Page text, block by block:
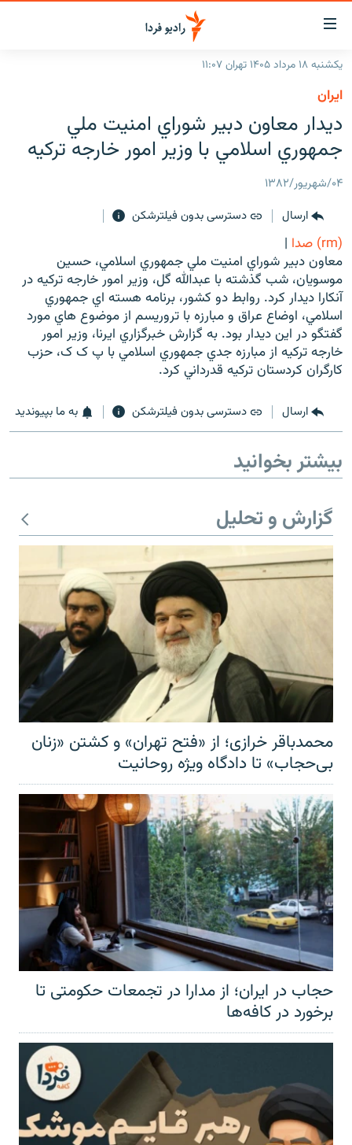
لینک‌های
قابلیت
دسترسی
بازگشت
منوی
اصلی
رفتن
صفحه
جستجو
ایران
جهان
برنامه‌های رادیویی
فرکانس‌ها
پادکست
چندرسانه‌ای
گزارش‌های تصویری
گزارش‌های ویدئویی
زنان فردا
English
به ما بپیوندید
یکشنبه ۱۸ مرداد ۱۴۰۵ تهران ۱۱:۰۷
ايران
ديدار معاون دبير شوراي امنيت ملي
جمهوري اسلامي با وزير امور خارجه ترکيه
۰۴/شهریور/۱۳۸۲
ارسال
دسترسی بدون فیلترشکن
(rm) صدا
|
معاون دبير شوراي امنيت ملي جمهوري اسلامي، حسين
موسويان، شب گذشته با عبدالله گل، وزير امور خارجه ترکيه در
آنکارا ديدار کرد. روابط دو کشور، برنامه هسته اي جمهوري
اسلامي، اوضاع عراق و مبارزه با تروريسم از موضوع هاي مورد
گفتگو در اين ديدار بود. به گزارش خبرگزاري ايرنا، وزير امور
خارجه ترکيه از مبارزه جدي جمهوري اسلامي با پ ک ک، حزب
کارگران کردستان ترکيه قدرداني کرد.
ارسال دسترسی بدون فیلترشکن به ما بپیوندید
بیشتر بخوانید
گزارش و تحلیل
محمدباقر خرازی؛ از «فتح تهران» و کشتن «زنان
بی‌حجاب» تا دادگاه ویژه روحانیت
حجاب در ایران؛ از مدارا در تجمعات حکومتی تا
برخورد در کافه‌ها